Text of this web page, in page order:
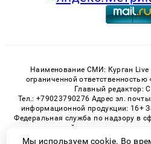
Наименование СМИ: Курган Live
ограниченной
Главный редактор:
Тел.: +79023790276 Адрес эл.
информационной продукции: 16+
Федеральная служба по надзору в
технологий и массовых
Регистрационный номер СМИ ЭЛ №
Мы используем cookie. Во